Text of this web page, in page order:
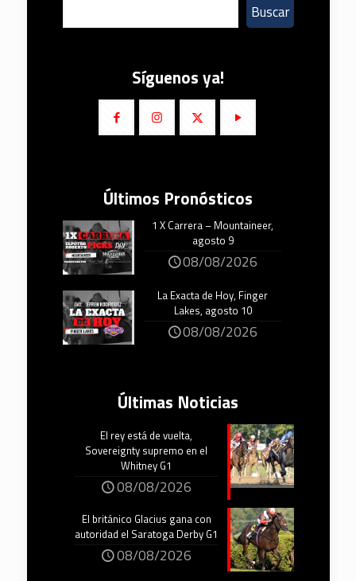
Buscar
Síguenos ya!
Últimos Pronósticos
1 X Carrera – Mountaineer,
agosto 9
08/08/2026
La Exacta de Hoy, Finger
Lakes, agosto 10
08/08/2026
Últimas Noticias
El rey está de vuelta,
Sovereignty supremo en el
Whitney G1
08/08/2026
El británico Glacius gana con
autoridad el Saratoga Derby G1
08/08/2026